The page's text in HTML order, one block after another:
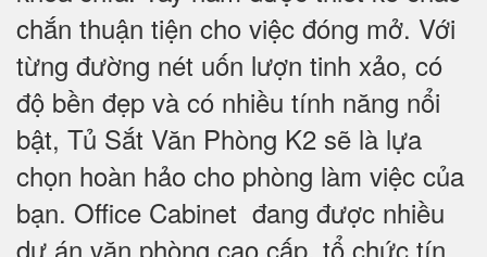
chắn thuận tiện cho việc đóng mở. Với
từng đường nét uốn lượn tinh xảo, có
độ bền đẹp và có nhiều tính năng nổi
bật, Tủ Sắt Văn Phòng K2 sẽ là lựa
chọn hoàn hảo cho phòng làm việc của
bạn. Office Cabinet đang được nhiều
dự án văn phòng cao cấp, tổ chức tín